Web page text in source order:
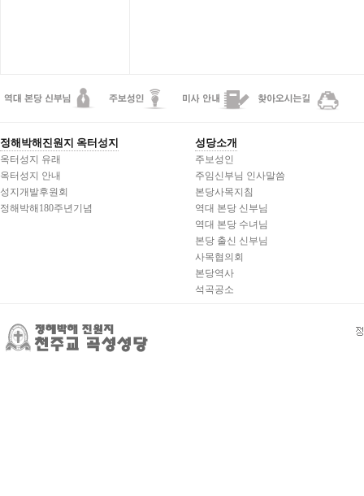
정해박해진원지 옥터성지
옥터성지 유래
옥터성지 안내
성지개발후원회
정해박해180주년기념
성당소개
주보성인
주임신부님 인사말씀
본당사목지침
역대 본당 신부님
역대 본당 수녀님
본당 출신 신부님
사목협의회
본당역사
석곡공소